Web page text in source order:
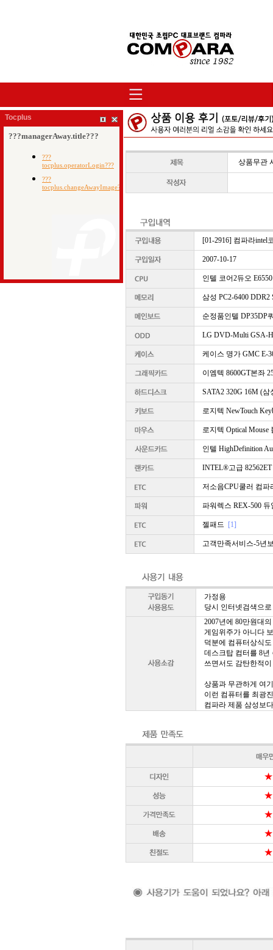
상품무관
[01-2916] 컴파라intel
2007-10-17
인텔 코어2듀오
삼성 PC2-6400
순정품인텔 DP35DP
LG DVD-Multi GSA-
케이스 명가 GMC E-
이엠텍 8600GT본좌
SATA2 320G 16M (
로지텍 NewTouch
로지텍 Optical
인텔 HighDefinition
INTEL®고급
저소음CPU쿨러 컴
파워렉스 REX-500
젤패드 [1]
고객만족서비스-5년
가정용
당시 인터넷검색으
2007년에 80만원대
게임위주가 아니다
덕분에 컴퓨터상식
데스크탑 컴터를 8년
쓰면서도 감탄한적
상품과 무관하게 여
이런 컴퓨터를 최광
컴파라 제품 삼성보
★
★
★
★
★
Tocplus